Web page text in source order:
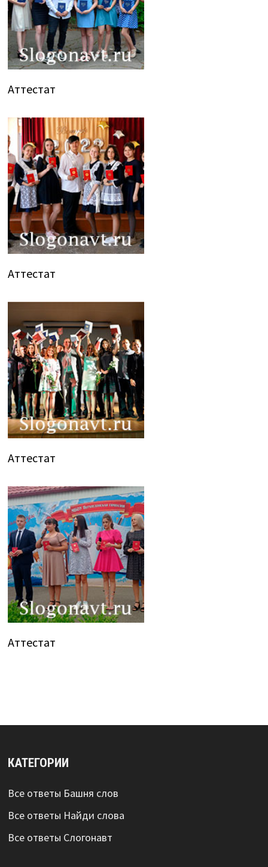
Аттестат
Аттестат
Аттестат
Аттестат
КАТЕГОРИИ
Все ответы Башня слов
Все ответы Найди слова
Все ответы Слогонавт